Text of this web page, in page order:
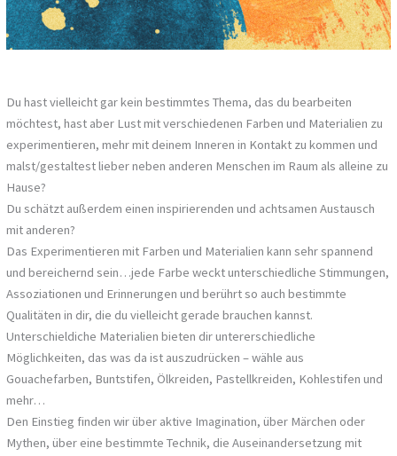
Du hast vielleicht gar kein bestimmtes Thema, das du bearbeiten
möchtest, hast aber Lust mit verschiedenen Farben und Materialien zu
experimentieren, mehr mit deinem Inneren in Kontakt zu kommen und
malst/gestaltest lieber neben anderen Menschen im Raum als alleine zu
Hause?
Du schätzt außerdem einen inspirierenden und achtsamen Austausch
mit anderen?
Das Experimentieren mit Farben und Materialien kann sehr spannend
und bereichernd sein…jede Farbe weckt unterschiedliche Stimmungen,
Assoziationen und Erinnerungen und berührt so auch bestimmte
Qualitäten in dir, die du vielleicht gerade brauchen kannst.
Unterschieldiche Materialien bieten dir untererschiedliche
Möglichkeiten, das was da ist auszudrücken – wähle aus
Gouachefarben, Buntstifen, Ölkreiden, Pastellkreiden, Kohlestifen und
mehr…
Den Einstieg finden wir über aktive Imagination, über Märchen oder
Mythen, über eine bestimmte Technik, die Auseinandersetzung mit